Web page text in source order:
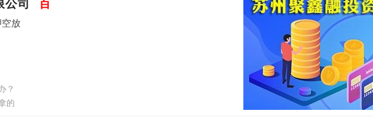
公司 百
放
？
的